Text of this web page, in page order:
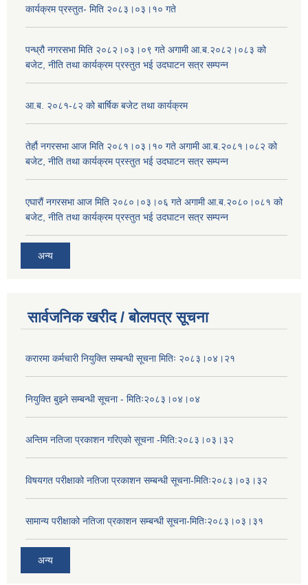
कार्यक्रम प्रस्तुत- मिति २०८३।०३।१० गते
पन्ध्रौ नगरसभा मिति २०८२।०३।०९ गते अगामी आ.ब.२०८२।०८३ को
बजेट, नीति तथा कार्यक्रम प्रस्तुत भई उदघाटन सत्र सम्पन्न
आ.ब. २०८१-८२ को बार्षिक बजेट तथा कार्यक्रम
तेर्हौ नगरसभा आज मिति २०८१।०३।१० गते अगामी आ.ब.२०८१।०८२ को
बजेट, नीति तथा कार्यक्रम प्रस्तुत भई उदघाटन सत्र सम्पन्न
एघारौं नगरसभा आज मिति २०८०।०३।०६ गते अगामी आ.ब.२०८०।०८१ को
बजेट, नीति तथा कार्यक्रम प्रस्तुत भई उदघाटन सत्र सम्पन्न
अन्य
सार्वजनिक खरीद / बोलपत्र सूचना
करारमा कर्मचारी नियुक्ति सम्बन्धी सूचना मितिः २०८३।०४।२१
नियुक्ति बुझ्ने सम्बन्धी सूचना - मितिः२०८३।०४।०४
अन्तिम नतिजा प्रकाशन गरिएको सूचना -मिति:२०८३।०३।३२
विषयगत परीक्षाको नतिजा प्रकाशन सम्बन्धी सूचना-मितिः२०८३।०३।३२
सामान्य परीक्षाको नतिजा प्रकाशन सम्बन्धी सूचना-मितिः२०८३।०३।३१
अन्य